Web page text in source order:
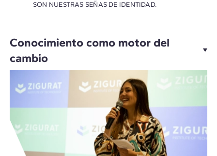
SON NUESTRAS SEÑAS DE IDENTIDAD.
Conocimiento como motor del
cambio